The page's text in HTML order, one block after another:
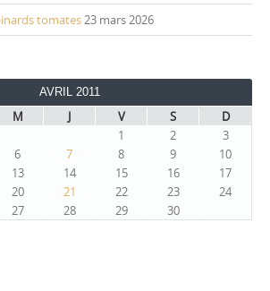
tomates23 mars 2026
AVRIL 2011
M J V S
D
1
2
3
6 7 8 9
10
13 14 15 16
17
20 21 22 23
24
27 28 29 30